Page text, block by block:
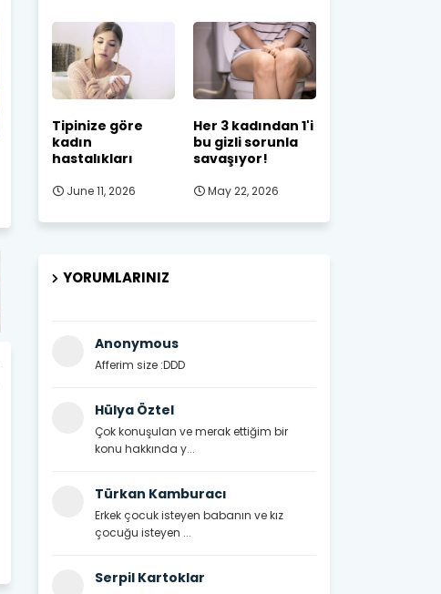
Tipinize göre
kadın
hastalıkları
June 11, 2026
Her 3 kadından 1'i
bu gizli sorunla
savaşıyor!
May 22, 2026
YORUMLARINIZ
Anonymous
Afferim size :DDD
Hülya Öztel
Çok konuşulan ve merak ettiğim bir
konu hakkında y...
Türkan Kamburacı
Erkek çocuk isteyen babanın ve kız
çocuğu isteyen ...
Serpil Kartoklar